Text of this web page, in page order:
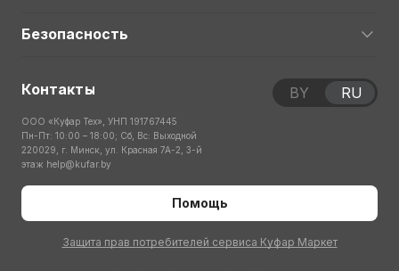
Безопасность
Контакты
ООО «Куфар Тех», УНП 191767445
Пн-Пт: 10:00 – 18:00; Сб, Вс: Выходной
220029, г. Минск, ул. Красная 7А-2, 3-й
этаж help@kufar.by
Помощь
Защита прав потребителей сервиса Куфар Маркет
BY RU